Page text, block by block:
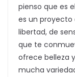
pienso que es
es un proyecto
libertad, de
que te
ofrece belleza
mucha